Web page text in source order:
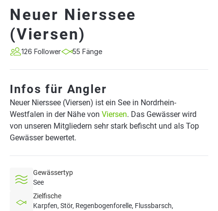
Neuer Nierssee
(Viersen)
126 Follower 55 Fänge
Infos für Angler
Neuer Nierssee (Viersen) ist ein See in Nordrhein-
Westfalen in der Nähe von Viersen. Das Gewässer wird
von unseren Mitgliedern sehr stark befischt und als Top
Gewässer bewertet.
Gewässertyp
See
Zielfische
Karpfen, Stör, Regenbogenforelle, Flussbarsch,